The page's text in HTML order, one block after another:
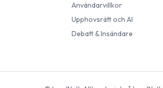
Användarvillkor
Upphovsrätt och AI
Debatt & Insändare